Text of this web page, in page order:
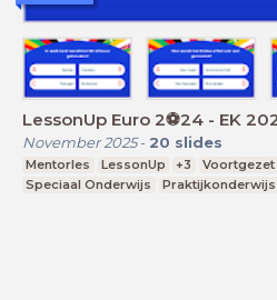
LessonUp Euro 2⚽️24 - EK
November 2025- 20 slides
Mentorles LessonUp +3
Speciaal Onderwijs
Praktijkonderwijs